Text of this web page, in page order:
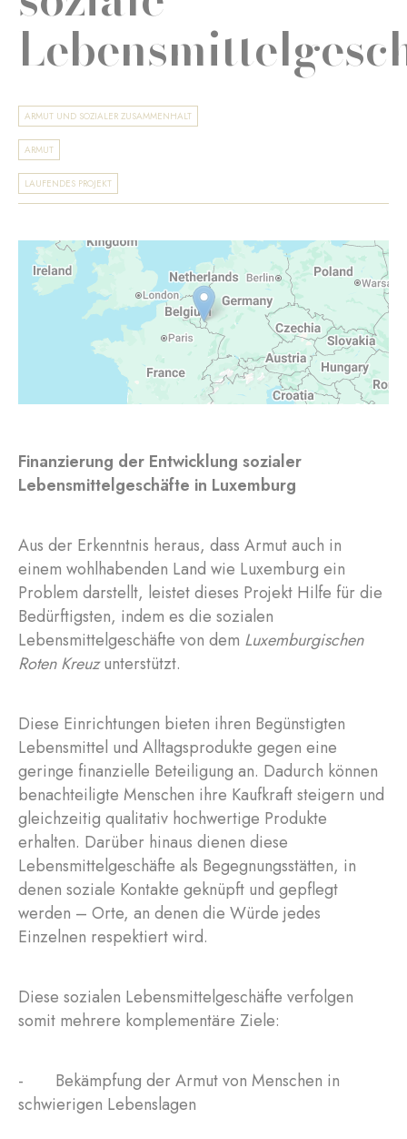
ARMUT UND SOZIALER ZUSAMMENHALT
ARMUT
LAUFENDES PROJEKT
Finanzierung der Entwicklung sozialer
Lebensmittelgeschäfte in Luxemburg
Aus der Erkenntnis heraus, dass Armut auch in
einem wohlhabenden Land wie Luxemburg ein
Problem darstellt, leistet dieses Projekt Hilfe für die
Bedürftigsten, indem es die sozialen
Lebensmittelgeschäfte von dem Luxemburgischen
Roten Kreuzunterstützt.
Diese Einrichtungen bieten ihren Begünstigten
Lebensmittel und Alltagsprodukte gegen eine
geringe finanzielle Beteiligung an. Dadurch können
benachteiligte Menschen ihre Kaufkraft steigern und
gleichzeitig qualitativ hochwertige Produkte
erhalten. Darüber hinaus dienen diese
Lebensmittelgeschäfte als Begegnungsstätten, in
denen soziale Kontakte geknüpft und gepflegt
werden – Orte, an denen die Würde jedes
Einzelnen respektiert wird.
Diese sozialen Lebensmittelgeschäfte verfolgen
somit mehrere komplementäre Ziele:
- Bekämpfung der Armut von Menschen in
schwierigen Lebenslagen